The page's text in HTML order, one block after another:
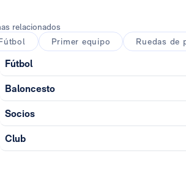
relacionados
Primer equipo Ruedas de
Fútbol
Baloncesto
Socios
Club